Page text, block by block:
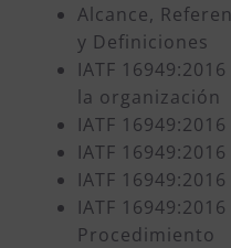
Alcance,
y Definiciones
IATF
la organización
IATF
IATF
IATF
IATF
Procedimiento